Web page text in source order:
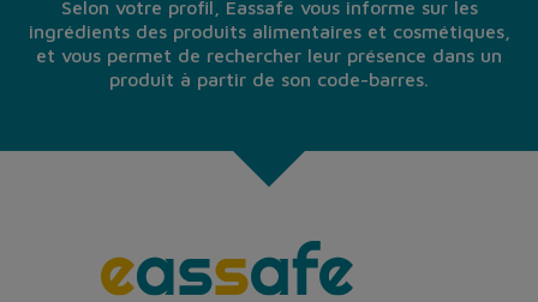
Selon votre profil, Eassafe vous informe sur les
ingrédients des produits alimentaires et cosmétiques,
et vous permet de rechercher leur présence dans un
produit à partir de son code-barres.